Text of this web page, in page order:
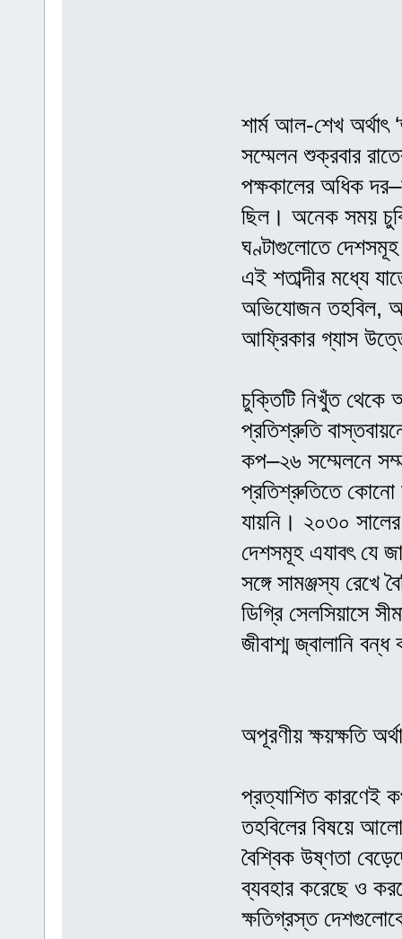
শার্ম আল-শেখ অর্থাৎ
সম্মেলন শুক্রবার
পক্ষকালের অধিক
ছিল। অনেক সময়
ঘণ্টাগুলোতে দেশসমূহ
এই শতাব্দীর মধ্যে
অভিযোজন তহবিল,
আফ্রিকার গ্যাস
চুক্তিটি নিখুঁত
প্রতিশ্রুতি
কপ–২৬ সম্মেলনে
প্রতিশ্রুতিতে কোনো
যায়নি। ২০৩০
দেশসমূহ এযাবৎ যে
সঙ্গে সামঞ্জস্য রেখে
ডিগ্রি সেলসিয়াসে
জীবাশ্ম জ্বালানি
অপূরণীয় ক্ষয়ক্ষতি
প্রত্যাশিত কারণেই
তহবিলের বিষয়ে
বৈশ্বিক উষ্ণতা
ব্যবহার করেছে ও
ক্ষতিগ্রস্ত